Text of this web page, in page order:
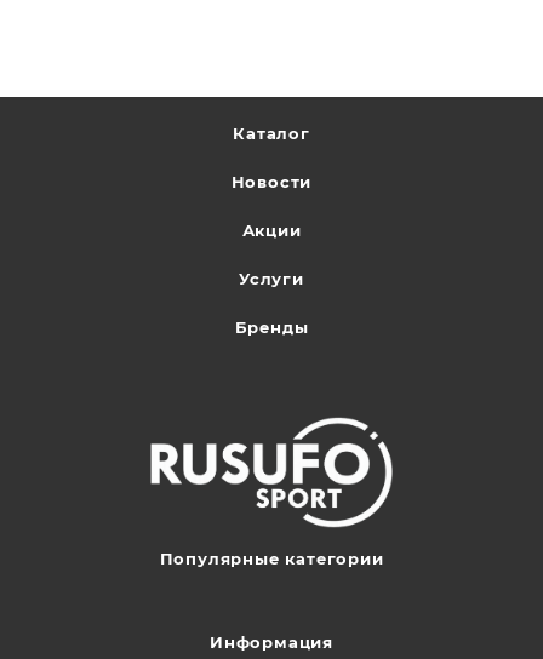
Каталог
Новости
Акции
Услуги
Бренды
Популярные категории
Информация